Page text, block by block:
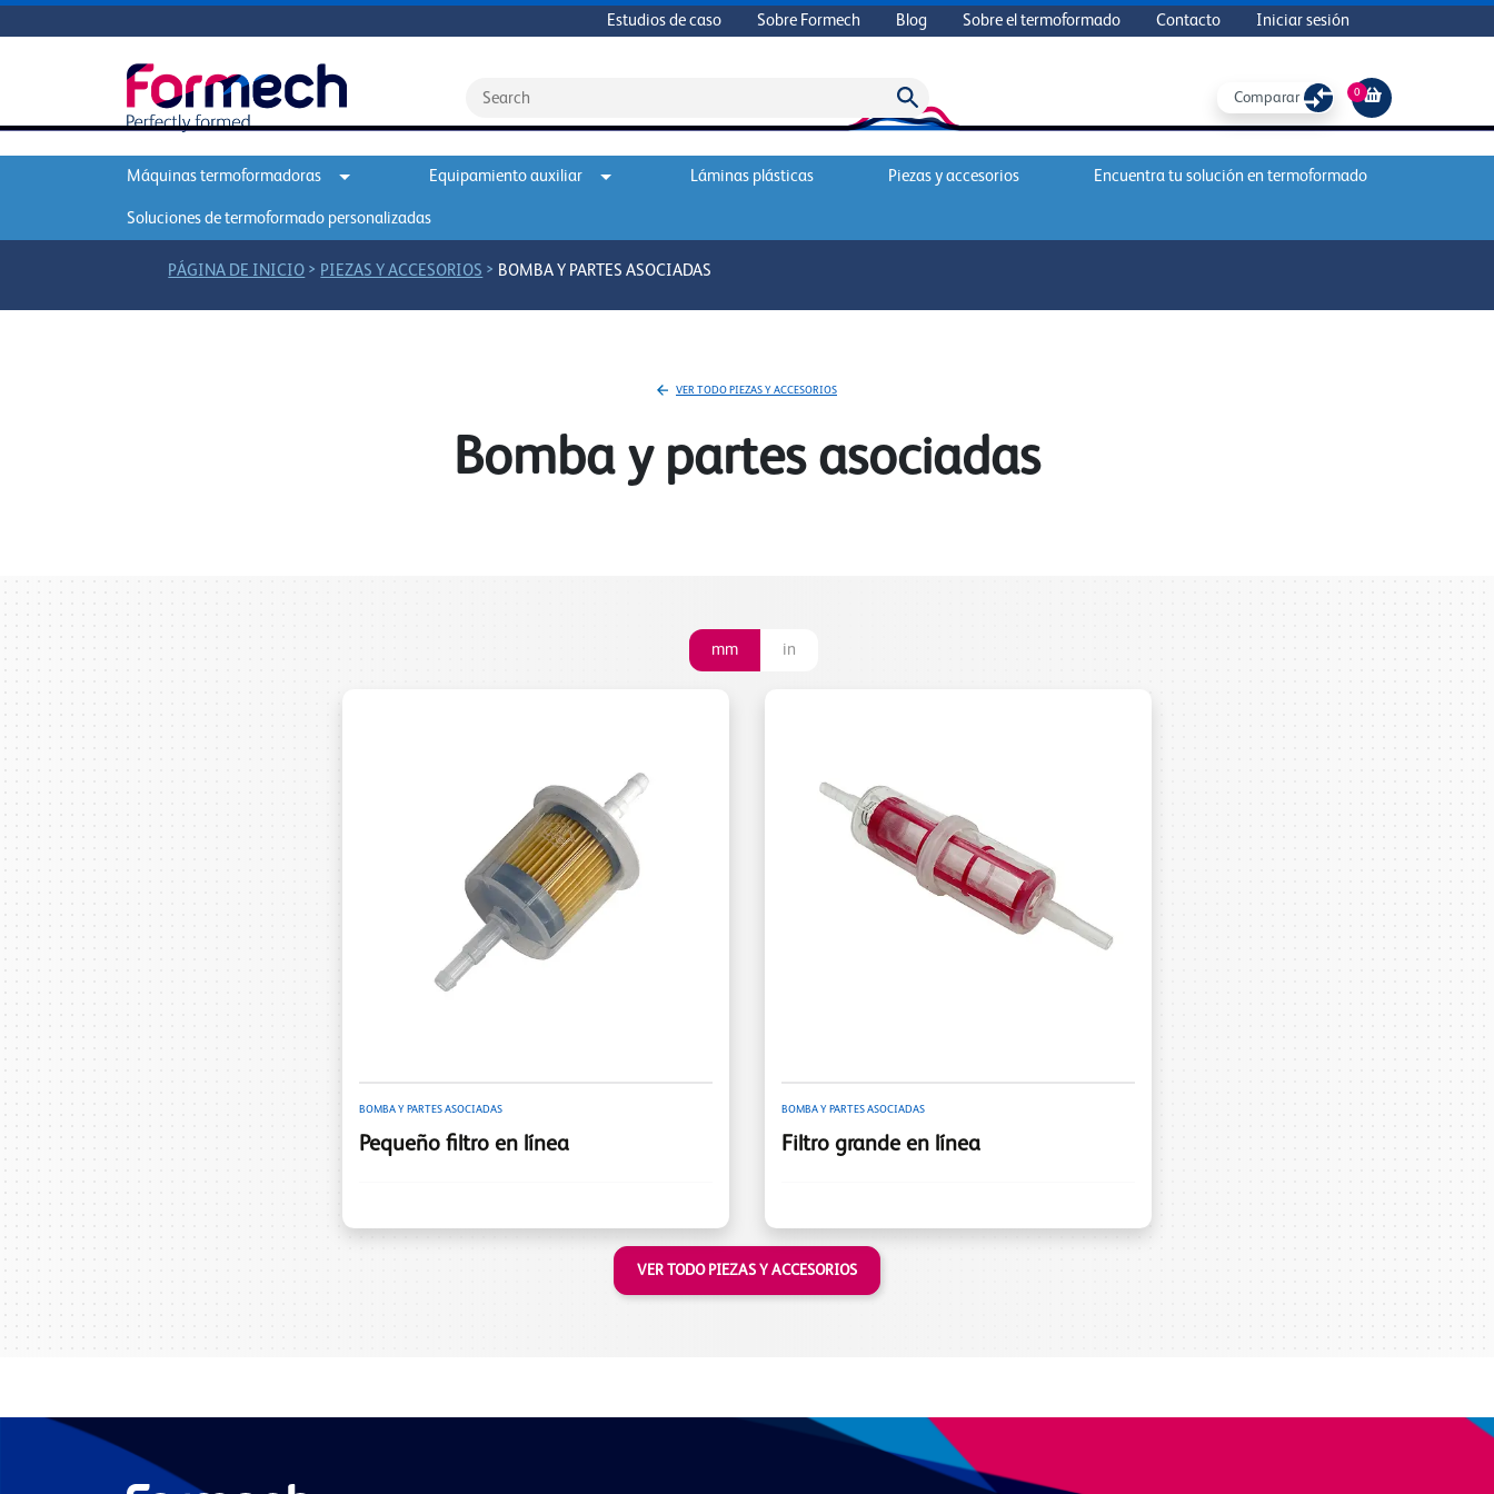
Estudios de caso Sobre Formech Blog Sobre el termoformado Contacto Iniciar sesión
Comparar 0
Máquinas termoformadoras Equipamiento auxiliar Láminas plásticas Piezas y accesorios Encuentra tu solución en termoformado
Soluciones de termoformado personalizadas
PÁGINA DE INICIO > PIEZAS Y ACCESORIOS > BOMBA Y PARTES ASOCIADAS
VER TODO PIEZAS Y ACCESORIOS
Bomba y partes asociadas
mm in
BOMBA Y PARTES ASOCIADAS
Pequeño filtro en línea
BOMBA Y PARTES ASOCIADAS
Filtro grande en línea
VER TODO PIEZAS Y ACCESORIOS